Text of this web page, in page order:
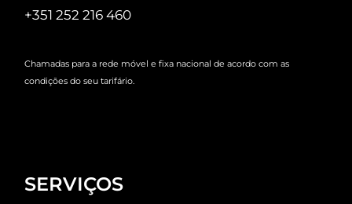
+351 252 216 460
Chamadas para a rede móvel e fixa nacional de acordo com as
condições do seu tarifário.
SERVIÇOS